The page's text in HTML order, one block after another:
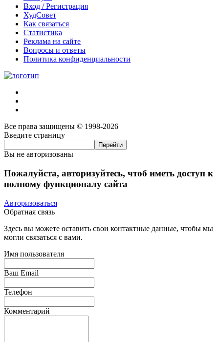
Вход / Регистрация
ХудСовет
Как связаться
Статистика
Реклама на сайте
Вопросы и ответы
Политика конфиденциальности
Все права защищены © 1998-2026
Введите страницу
Вы не авторизованы
Пожалуйста, авторизуйтесь, чтоб иметь доступ к
полному функционалу сайта
Авторизоваться
Обратная связь
Здесь вы можете оставить свои контактные данные, чтобы мы
могли связаться с вами.
Имя пользователя
Ваш Email
Телефон
Комментарий